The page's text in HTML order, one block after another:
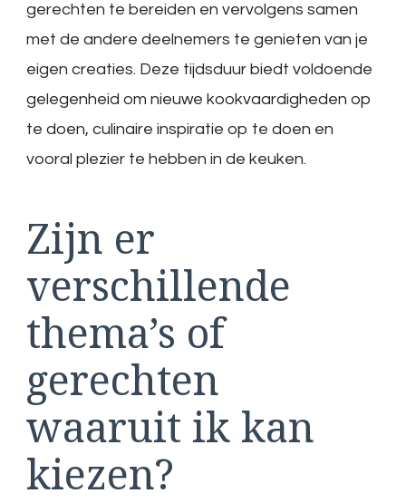
gerechten te bereiden en vervolgens samen
met de andere deelnemers te genieten van je
eigen creaties. Deze tijdsduur biedt voldoende
gelegenheid om nieuwe kookvaardigheden op
te doen, culinaire inspiratie op te doen en
vooral plezier te hebben in de keuken.
Zijn er
verschillende
thema’s of
gerechten
waaruit ik kan
kiezen?